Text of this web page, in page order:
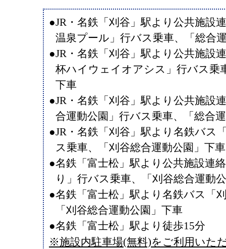
●JR・名鉄「刈谷」駅より公共施設
温泉プール」行バス乗車、「総合
●JR・名鉄「刈谷」駅より公共施設
杯ハイウェイオアシス」行バス乗
下車
●JR・名鉄「刈谷」駅より公共施設
合運動公園」行バス乗車、「総合
●JR・名鉄「刈谷」駅より名鉄バス
ス乗車、「刈谷総合運動公園」下車
●名鉄「富士松」駅より公共施設連
り」行バス乗車、「刈谷総合運動
●名鉄「富士松」駅より名鉄バス「
「刈谷総合運動公園」下車
●名鉄「富士松」駅より徒歩15分
※施設内駐車場(無料)をご利用いた